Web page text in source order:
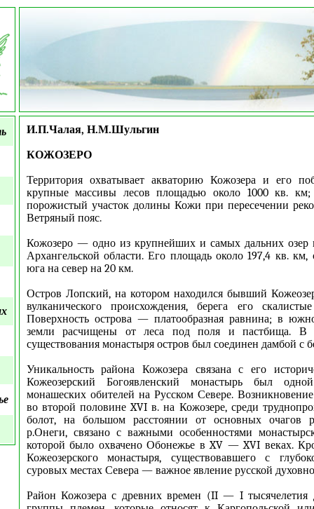
И.П.Чалая, Н.М.Шульгин
КОЖОЗЕРО
Территория охватывает акваторию Кожозера и его
крупные массивы лесов площадью около 1000 кв.
порожистый участок долины Кожи при пересечении
Ветряный пояс.
Кожозеро — одно из крупнейших и самых дальних озер
Архангельской области. Его площадь около 197,4 кв. км,
юга на север на 20 км.
Остров Лопский, на котором находился бывший
вулканического происхождения, берега его
Поверхность острова — платообразная равнина; в
земли расчищены от леса под поля и пастбища. В
существования монастыря остров был соединен дамбой с
Уникальность района Кожозера связана с его
Кожеозерский Богоявленский монастырь был
монашеских обителей на Русском Севере.
во второй половине XVI в. на Кожозере, среди
болот, на большом расстоянии от основных очагов
р.Онеги, связано с важными особенностями
которой было охвачено Обонежье в XV — XVI веках.
Кожеозерского монастыря, существовавшего с
суровых местах Севера — важное явление русской
Район Кожозера с древних времен (II — I тысячелетия